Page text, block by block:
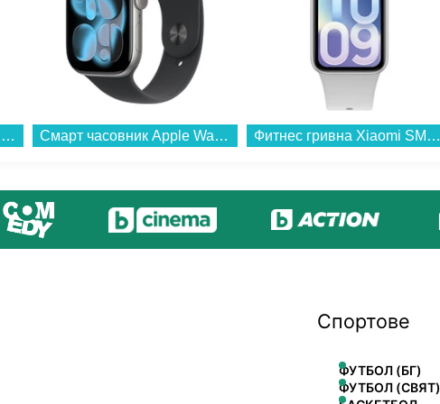
Хладилна витрина Crown SC350ALUM , 350 l, C... Смарт часовник Apple Watch 11 46mm Space Grey/Black Band S/M mev04 , 2.00 , 64 , Apple S10 SiP 64-bit Dual Core... Фитнес гривна Xiaomi SMART BAND 10 PRO SILVER BHR08WBGL , 1.74...
Спортове
ФУТБОЛ (БГ)
ФУТБОЛ (СВЯТ)